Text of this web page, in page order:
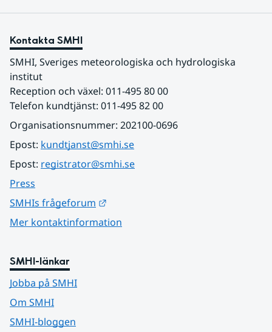
Kontakta SMHI
SMHI, Sveriges meteorologiska och hydrologiska
institut
Reception och växel: 011-495 80 00
Telefon kundtjänst: 011-495 82 00
Organisationsnummer: 202100-0696
Epost: kundtjanst@smhi.se
Epost: registrator@smhi.se
Press
SMHIs frågeforum
Mer kontaktinformation
SMHI-länkar
Jobba på SMHI
Om SMHI
SMHI-bloggen